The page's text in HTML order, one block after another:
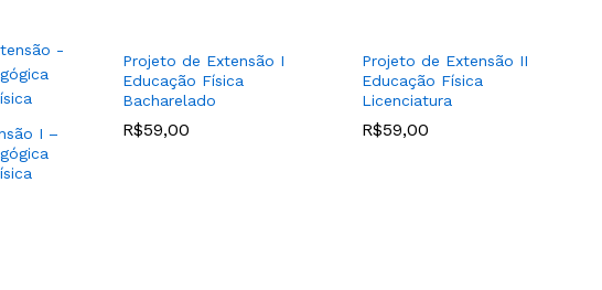
I –
Projeto de Extensão I
Educação Física
Bacharelado
R$59,00
R$59,00
Projeto de Extensão II
Educação Física
Licenciatura
R$59,00
R$59,00